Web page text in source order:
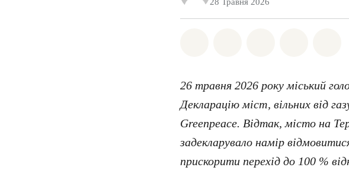
26 травня 2026 року міський
Декларацію міст, вільних від
Greenpeace. Відтак, місто на
задекларувало намір
прискорити перехід до 100 %